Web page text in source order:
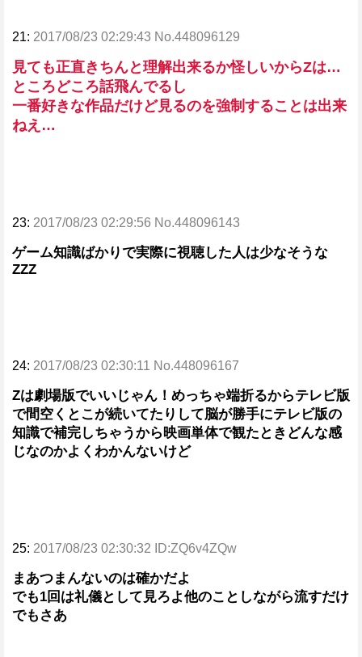
21: 2017/08/23 02:29:43 No.448096129
見ても正直きちんと理解出来るか怪しいからZは…
ところどころ話飛んでるし
一番好きな作品だけど見るのを強制することは出来
ねえ…
23: 2017/08/23 02:29:56 No.448096143
ゲーム知識ばかりで実際に視聴した人は少なそうな
ZZZ
24: 2017/08/23 02:30:11 No.448096167
Zは劇場版でいいじゃん！めっちゃ端折るからテレビ版
で間空くとこが続いてたりして脳が勝手にテレビ版の
知識で補完しちゃうから映画単体で観たときどんな感
じなのかよくわかんないけど
25: 2017/08/23 02:30:32 ID:ZQ6v4ZQw
まあつまんないのは確かだよ
でも1回は礼儀として見ろよ他のことしながら流すだけ
でもさあ